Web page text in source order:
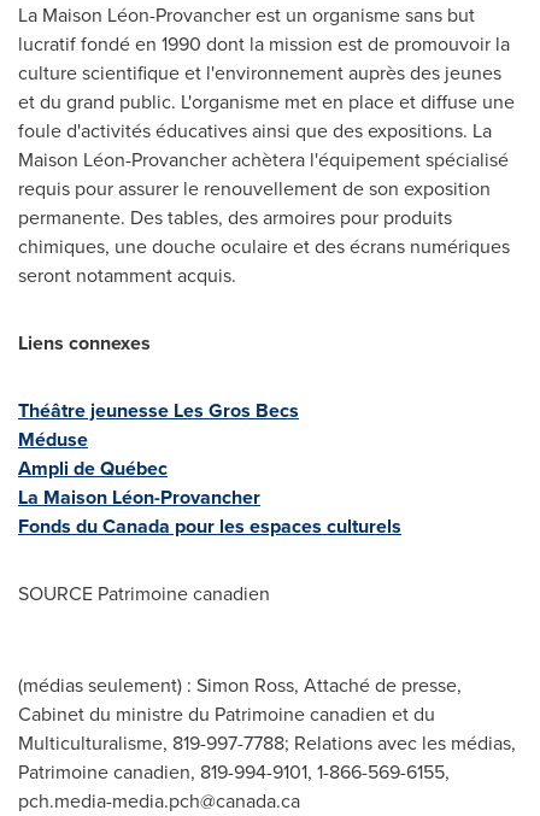
La Maison Léon-Provancher est un organisme sans but
lucratif fondé en 1990 dont la mission est de promouvoir la
culture scientifique et l'environnement auprès des jeunes
et du grand public. L'organisme met en place et diffuse une
foule d'activités éducatives ainsi que des expositions. La
Maison Léon-Provancher achètera l'équipement spécialisé
requis pour assurer le renouvellement de son exposition
permanente. Des tables, des armoires pour produits
chimiques, une douche oculaire et des écrans numériques
seront notamment acquis.
Liens connexes
Théâtre jeunesse Les Gros Becs
Méduse
Ampli de Québec
La Maison Léon-Provancher
Fonds duCanada pour les espaces culturels
SOURCE Patrimoine canadien
(médias seulement) : Simon Ross, Attaché de presse,
Cabinet du ministre du Patrimoine canadien et du
Multiculturalisme, 819-997-7788; Relations avec les médias,
Patrimoine canadien, 819-994-9101, 1-866-569-6155,
pch.media-media.pch@canada.ca